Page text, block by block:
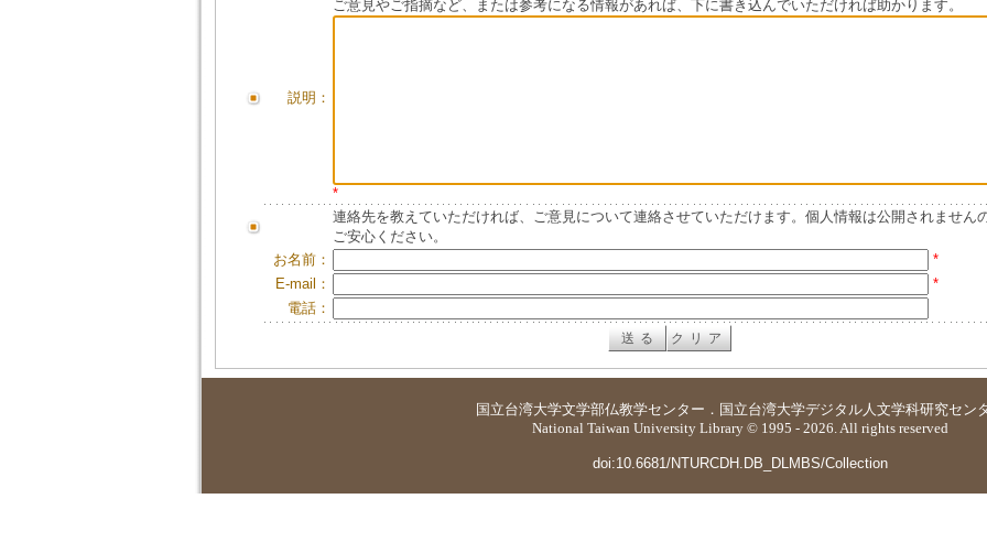
説明：
ご意見やご指摘など、または参考になる情報があれば、下に書き込んでいただければ助かります。
*
連絡先を教えていただければ、ご意見について連絡させていただけます。個人情報は公開されません
ご安心ください。
お名前：
*
E-mail：
*
電話：
国立台湾大学文学部仏教学センター ． 国立台湾大学デジタル人文学科研究セン
National Taiwan University Library © 1995 - 2026. All rights reserved
doi:10.6681/NTURCDH.DB_DLMBS/Collection